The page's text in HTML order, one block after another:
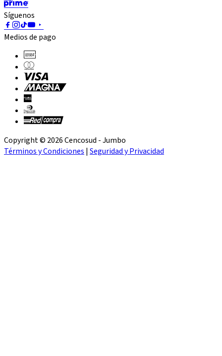
Síguenos
Medios de pago
Copyright © 2026 Cencosud - Jumbo
Términos y Condiciones|Seguridad y Privacidad